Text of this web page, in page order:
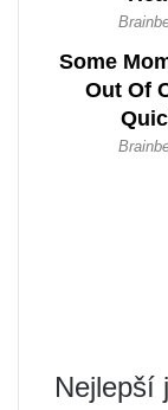
Nejlepší